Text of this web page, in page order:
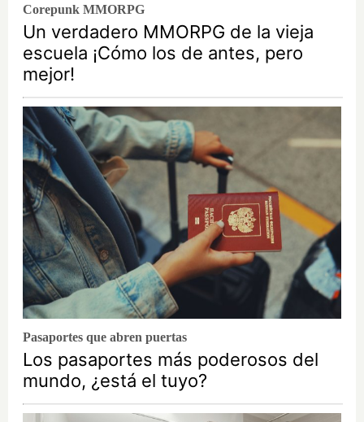
Corepunk MMORPG
Un verdadero MMORPG de la vieja
escuela ¡Cómo los de antes, pero
mejor!
Pasaportes que abren puertas
Los pasaportes más poderosos del
mundo, ¿está el tuyo?